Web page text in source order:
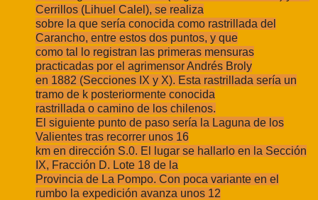
Cerrillos (Lihuel Calel), se realiza
sobre la que sería conocida como rastrillada del
Carancho, entre estos dos puntos, y que
como tal lo registran las primeras mensuras
practicadas por el agrimensor Andrés Broly
en 1882 (Secciones IX y X). Esta rastrillada sería un
tramo de k posteriormente conocida
rastrillada o camino de los chilenos.
El siguiente punto de paso sería la Laguna de los
Valientes tras recorrer unos 16
km en dirección S.0. El lugar se hallarlo en la Sección
IX, Fracción D. Lote 18 de la
Provincia de La Pompo. Con poca variante en el
rumbo la expedición avanza unos 12